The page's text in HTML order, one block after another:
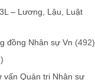
– Lương, Lậu, Luật
đồng Nhân sự Vn (492)
vấn Quản trị Nhân sự